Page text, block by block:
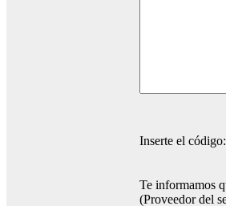
Inserte el código:
Te informamos
(Proveedor del